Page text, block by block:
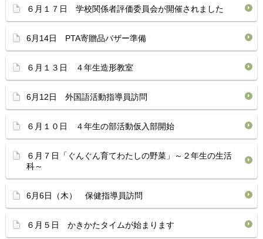
６月１７日 学校関係者評価委員会が開催されました
6月14日 PTA寄贈品バザー準備
６月１３日 ４年生造形教室
6月12日 外国語活動指導員訪問
６月１０日 ４年生の部活動仮入部開始
６月７日「ぐんぐん育てわたしの野菜」～２年生の生活
科～
6月6日（木） 保健指導員訪問
６月５日 かきかたタイムが始まります